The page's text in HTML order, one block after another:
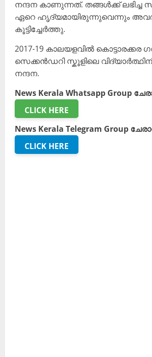
നന്ദന കാണുന്നത്. തങ്ങൾക്ക് ലഭിച്ച
ഏറെ ഹൃദ്യമായിരുന്നുവെന്നും
കൂട്ടിച്ചേർത്തു.
2017-19 കാലയളവിൽ കൊട്ടാരക്കര
സെക്കൻഡറി സ്കൂളിലെ
നന്ദന.
News Kerala Whatsapp Group
CLICK HERE
News Kerala Telegram Group
CLICK HERE